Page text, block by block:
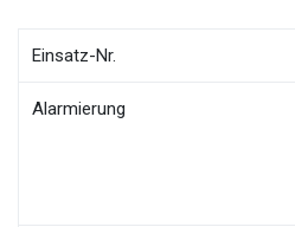
Einsatz-Nr.
Alarmierung